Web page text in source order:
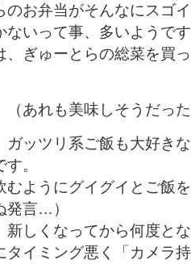
のお弁当がそんなにスゴ
ないって事、多いようで
、ぎゅーとらの総菜を買
あれも美味しそうだっ
ガッツリ系ご飯も大好き
。
むようにグイグイとご飯
発言…）
新しくなってから何度と
タイミング悪く「カメラ